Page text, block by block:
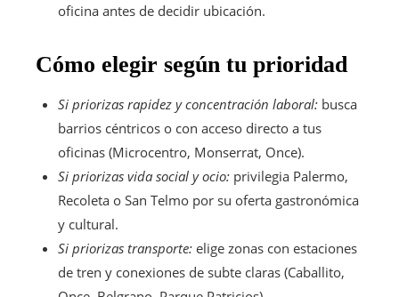
oficina antes de decidir ubicación.
Cómo elegir según tu prioridad
Si priorizas rapidez y concentración laboral: busca
barrios céntricos o con acceso directo a tus
oficinas (Microcentro, Monserrat, Once).
Si priorizas vida social y ocio: privilegia Palermo,
Recoleta o San Telmo por su oferta gastronómica
y cultural.
Si priorizas transporte: elige zonas con estaciones
de tren y conexiones de subte claras (Caballito,